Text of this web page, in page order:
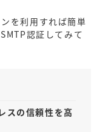
を利用すれば簡単
認証してみて
スの信頼性を高